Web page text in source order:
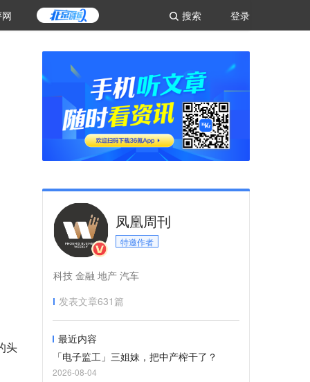
登录
搜索
头
凤凰周刊
特邀作者
科技 金融 地产 汽车
发表文章631篇
最近内容
「电子监工」三姐妹，把中产榨干了？
2026-08-04